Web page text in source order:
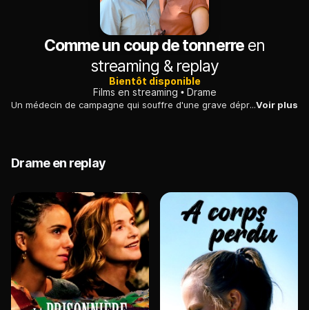
Comme un coup de tonnerreen
streaming & replay
Bientôt disponible
Films en streaming
Drame
Un médecin de campagne qui souffre d'une grave dépression nerveuse voit sa famille se mobiliser pour tenter de lui redonner le goût de la vie.Voir plus
Drame en replay